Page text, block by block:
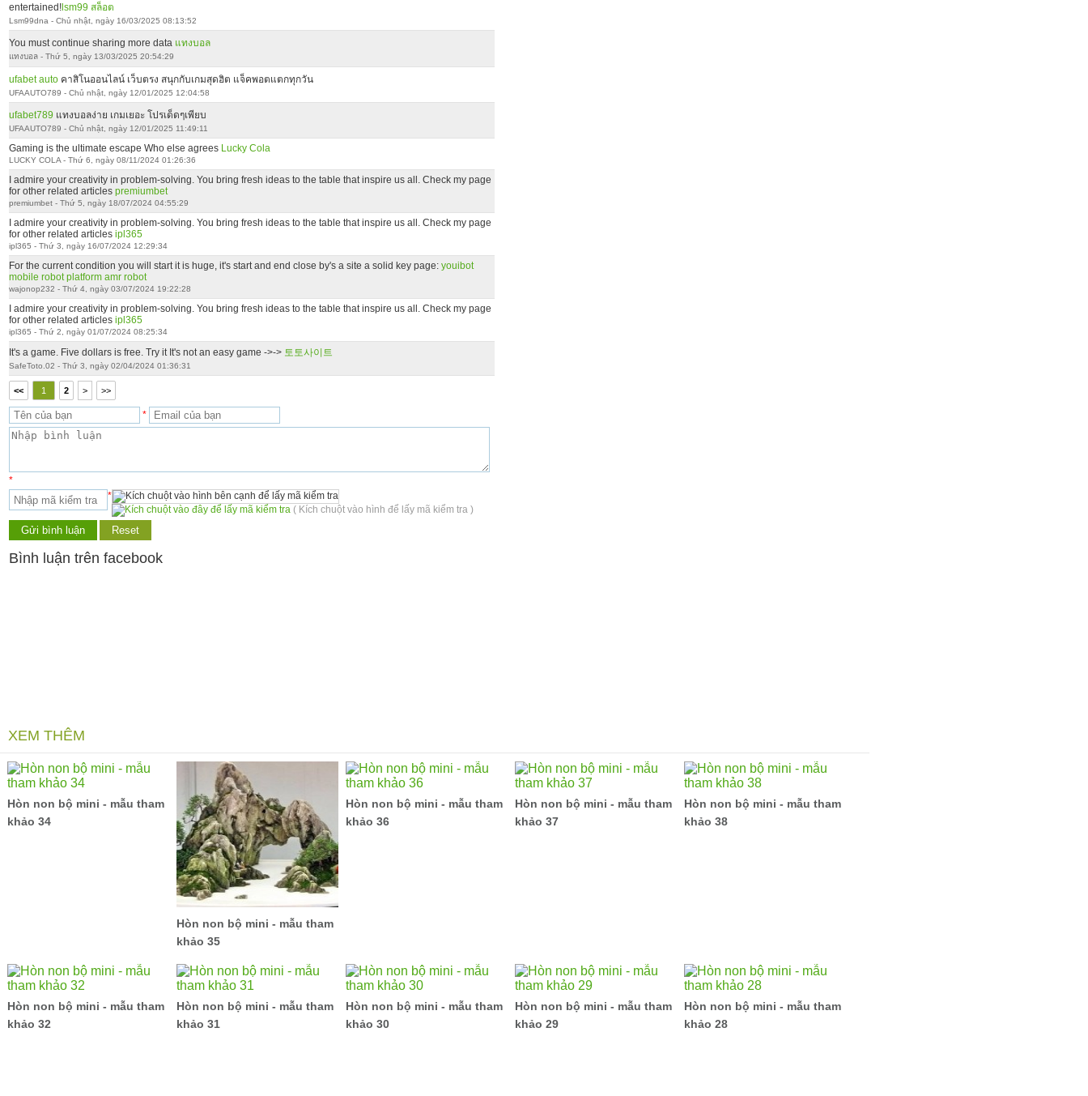
entertained!lsm99 สล็อต
Lsm99dna - Chủ nhật, ngày 16/03/2025 08:13:52
You must continue sharing more data แทงบอล
แทงบอล - Thứ 5, ngày 13/03/2025 20:54:29
ufabet autoคาสิโนออนไลน์ เว็บตรง สนุกกับเกมสุดฮิต แจ็คพอตแตกทุกวัน
UFAAUTO789 - Chủ nhật, ngày 12/01/2025 12:04:58
ufabet789 แทงบอลง่าย เกมเยอะ โปรเด็ดๆเพียบ
UFAAUTO789 - Chủ nhật, ngày 12/01/2025 11:49:11
Gaming is the ultimate escape Who else agrees Lucky Cola
LUCKY COLA - Thứ 6, ngày 08/11/2024 01:26:36
I admire your creativity in problem-solving. You bring fresh ideas to the table that inspire us all. Check my page
for other related articles premiumbet
premiumbet - Thứ 5, ngày 18/07/2024 04:55:29
I admire your creativity in problem-solving. You bring fresh ideas to the table that inspire us all. Check my page
for other related articles ipl365
ipl365 - Thứ 3, ngày 16/07/2024 12:29:34
For the current condition you will start it is huge, it's start and end close by's a site a solid key page: youibot
mobile robot platform amr robot
wajonop232 - Thứ 4, ngày 03/07/2024 19:22:28
I admire your creativity in problem-solving. You bring fresh ideas to the table that inspire us all. Check my page
for other related articles ipl365
ipl365 - Thứ 2, ngày 01/07/2024 08:25:34
It's a game. Five dollars is free. Try it It's not an easy game ->-> 토토사이트
SafeToto.02 - Thứ 3, ngày 02/04/2024 01:36:31
<< 1 2 > >>
*
*
*
( Kích chuột vào hình để lấy mã kiểm tra )
Bình luận trên facebook
XEM THÊM
Hòn non bộ mini - mẫu tham
khảo 34
Hòn non bộ mini - mẫu tham
khảo 35
Hòn non bộ mini - mẫu tham
khảo 36
Hòn non bộ mini - mẫu tham
khảo 37
Hòn non bộ mini - mẫu tham
khảo 38
Hòn non bộ mini - mẫu tham
khảo 32
Hòn non bộ mini - mẫu tham
khảo 31
Hòn non bộ mini - mẫu tham
khảo 30
Hòn non bộ mini - mẫu tham
khảo 29
Hòn non bộ mini - mẫu tham
khảo 28